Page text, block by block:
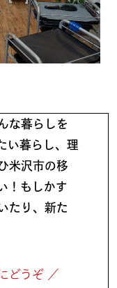
な暮らしを
い暮らし、理
米沢市の移
！もしかす
たり、新た
どうぞ ／